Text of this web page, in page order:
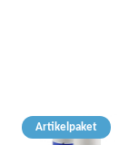
Artikelpaket